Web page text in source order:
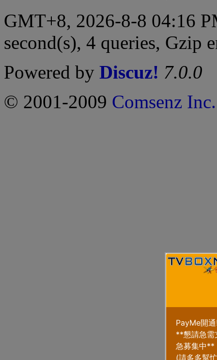
GMT+8, 2026-8-8 04:16
second(s), 4 queries, Gzip
Powered by Discuz! 7.0.0
© 2001-2009 Comsenz Inc.